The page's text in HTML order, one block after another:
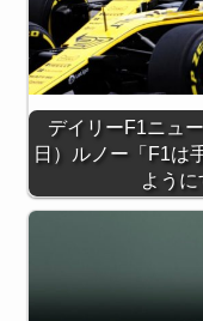
デイリーF1ニュ
日）ルノー「F1は
ように